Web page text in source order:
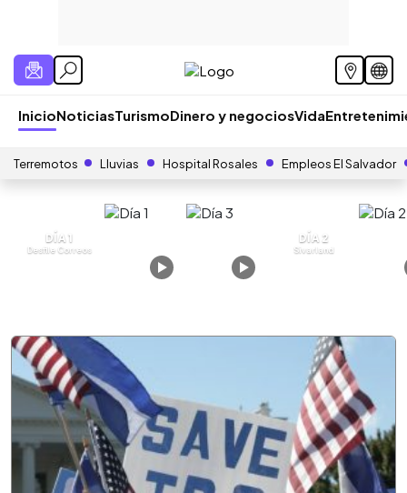
InicioNoticiasTurismoDinero y negociosVida
Terremotos Lluvias Hospital Rosales Empleos El Salvador
DÍA 1
Desfile Correos
DÍA 2
Sivarland